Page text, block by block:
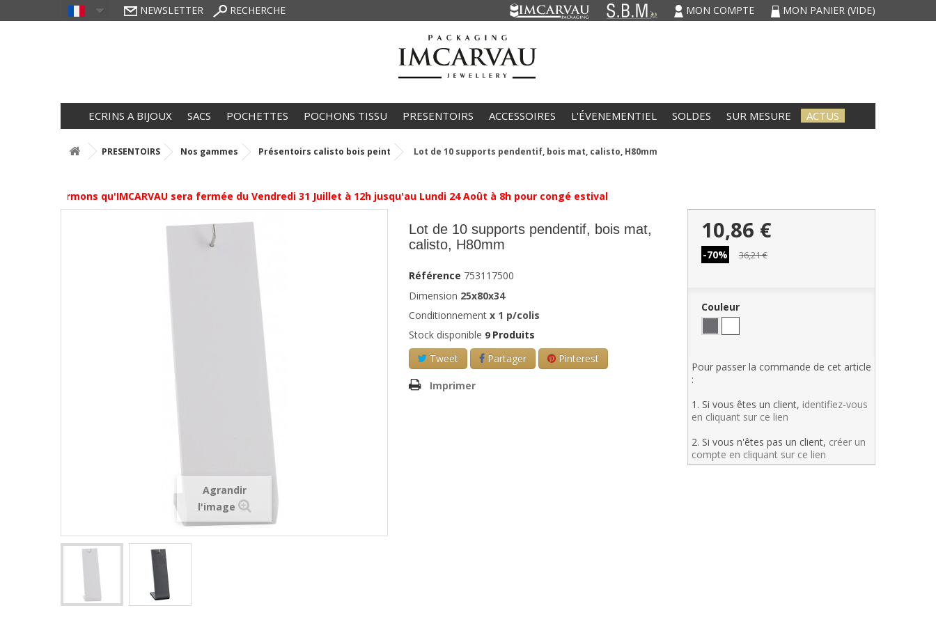
NEWSLETTER RECHERCHE MON COMPTE MON PANIER (VIDE)
ECRINS A BIJOUX SACS POCHETTES POCHONS TISSU PRESENTOIRS ACCESSOIRES L'ÉVENEMENTIEL SOLDES SUR MESURE ACTUS
PRESENTOIRS Nos gammes Présentoirs calisto bois peint Lot de 10 supports pendentif, bois mat, calisto, H80mm
vous informons qu'IMCARVAU sera fermée du Vendredi 31 Juillet à 12h jusqu'au Lundi 24 Août à 8h pour congé estival
Agrandir
l'image
Lot de 10 supports pendentif, bois mat,
calisto, H80mm
Référence 753117500
Dimension 25x80x34
Conditionnement x 1 p/colis
Stock disponible 9 Produits
Tweet
Partager Pinterest
Imprimer
10,86 €
-70% 36,21 €
Couleur
Pour passer la commande de cet article
:
1. Si vous êtes un client, identifiez-vous
en cliquant sur ce lien
2. Si vous n'êtes pas un client, créer un
compte en cliquant sur ce lien